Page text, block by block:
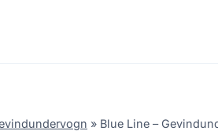
» Blue Line –